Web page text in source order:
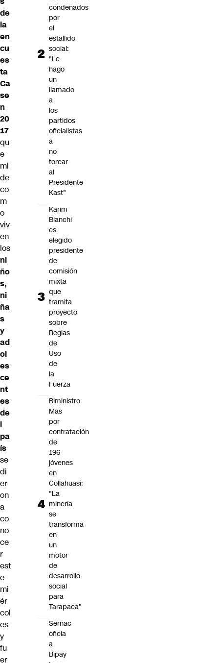
de
la
en
cu
es
ta
Ca
se
n
20
17
qu
e
mi
de
co
m
o
viv
en
los
ni
ño
s,
ni
ña
s
y
ad
ol
es
ce
nt
es
de
l
pa
ís
se
di
er
on
a
co
no
ce
r
est
e
mi
ér
col
es
y
fu
er
condenados
por
el
estallido
social:
"Le
hago
un
llamado
a
los
partidos
oficialistas
a
no
torear
al
Presidente
Kast"
Karim
Bianchi
es
elegido
presidente
de
comisión
mixta
que
tramita
proyecto
sobre
Reglas
de
Uso
de
la
Fuerza
Biministro
Mas
por
contratación
de
196
jóvenes
en
Collahuasi:
"La
minería
se
transforma
en
un
motor
de
desarrollo
social
para
Tarapacá"
Sernac
oficia
a
Bipay